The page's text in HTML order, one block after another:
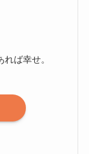
ば幸せ。